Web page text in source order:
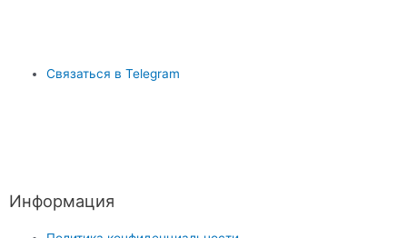
Связаться в Telegram
Информация